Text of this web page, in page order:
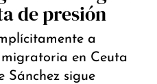
de presión
a
en Ceuta
Sánchez sigue